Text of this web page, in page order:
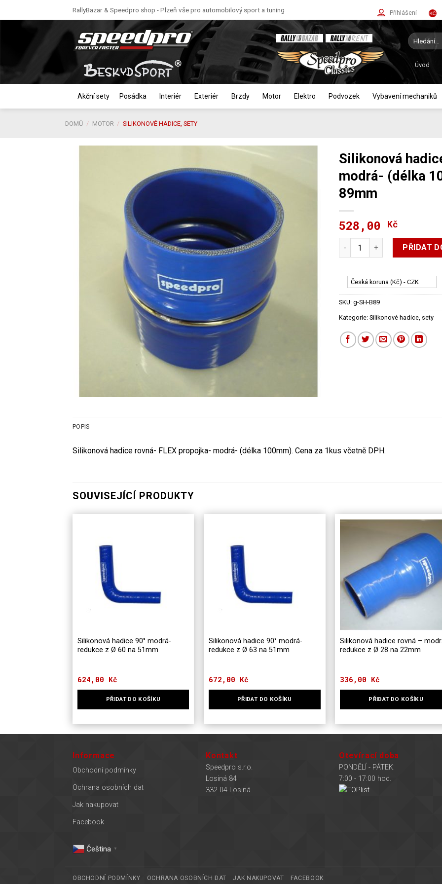
to
RallyBazar & Speedpro shop - Plzeň vše pro automobilový sport a tuning Přihlášení
Hledat:
Úvod
Akční sety Posádka Interiér Exteriér Brzdy Motor Elektro Podvozek Vybavení mechaniků
DOMŮ / MOTOR / SILIKONOVÉ HADICE, SETY
Silikonová
modrá- (délka
89mm
528,00 Kč
Silikonová hadice rovná-
PŘIDAT
Česká koruna (Kč) - CZK
SKU: g-SH-B89
Kategorie: Silikonové hadice, sety
POPIS
Silikonová hadice rovná- FLEX propojka- modrá- (délka 100mm). Cena za 1kus včetně DPH.
SOUVISEJÍCÍ PRODUKTY
Silikonová hadice 90° modrá-
redukce z Ø 60 na 51mm
624,00 Kč
PŘIDAT DO KOŠÍKU
Silikonová hadice 90° modrá-
redukce z Ø 63 na 51mm
672,00 Kč
PŘIDAT DO KOŠÍKU
Silikonová hadice rovná –
redukce z Ø 28 na 22mm
336,00 Kč
PŘIDAT DO KOŠÍKU
Informace
Obchodní podmínky
Ochrana osobních dat
Jak nakupovat
Facebook
Kontakt
Speedpro s.r.o.
Losiná 84
332 04 Losiná
Otevírací doba
PONDĚLÍ - PÁTEK:
7:00 - 17:00 hod.
Čeština‎ ▼
OBCHODNÍ PODMÍNKY OCHRANA OSOBNÍCH DAT JAK NAKUPOVAT FACEBOOK